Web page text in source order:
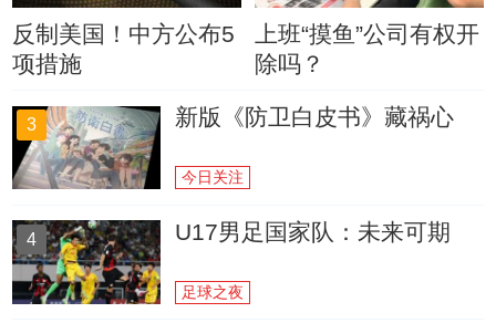
反制美国！中方公布5
项措施
上班“摸鱼”公司有权开
除吗？
3 新版《防卫白皮书》藏祸心
今日关注
4 U17男足国家队：未来可期
足球之夜